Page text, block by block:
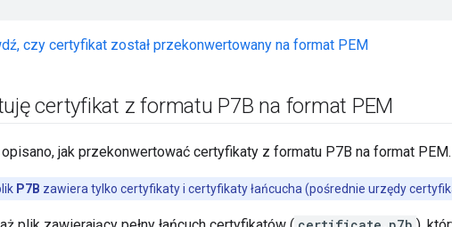
czy certyfikat został przekonwertowany na format PEM
certyfikat z formatu P7B na format PEM
jak przekonwertować certyfikaty z formatu P7B na format PEM.
P7B zawiera tylko certyfikaty i certyfikaty łańcucha (pośrednie urzędy